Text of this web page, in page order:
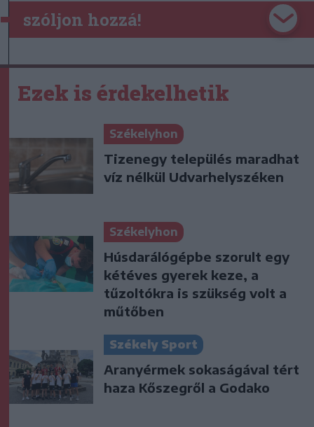
szóljon hozzá!
Ezek is érdekelhetik
Székelyhon
Tizenegy település maradhat
víz nélkül Udvarhelyszéken
Székelyhon
Húsdarálógépbe szorult egy
kétéves gyerek keze, a
tűzoltókra is szükség volt a
műtőben
Székely Sport
Aranyérmek sokaságával tért
haza Kőszegről a Godako